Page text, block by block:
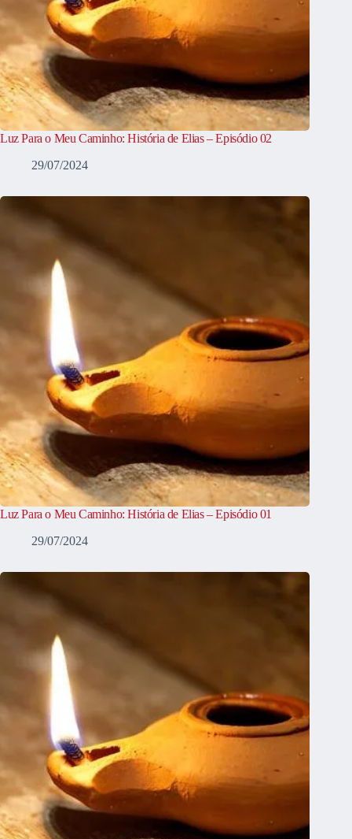
Luz Para o Meu Caminho: História de Elias – Episódio 02
29/07/2024
Luz Para o Meu Caminho: História de Elias – Episódio 01
29/07/2024